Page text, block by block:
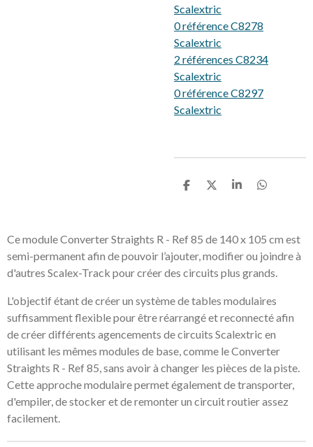
Scalextric
0 référence C8278
Scalextric
2 références C8234
Scalextric
0 référence C8297
Scalextric
P
a
g
e
P
a
g
e
r
P
a
g
e
P
a
g
e
Ce module Converter Straights R - Ref 85 de 140 x 105 cm est
semi-permanent afin de pouvoir l’ajouter, modifier ou joindre à
d'autres Scalex-Track pour créer des circuits plus grands.
L'objectif étant de créer un système de tables modulaires
suffisamment flexible pour être réarrangé et reconnecté afin
de créer différents agencements de circuits Scalextric en
utilisant les mêmes modules de base, comme le Converter
Straights R - Ref 85, sans avoir à changer les pièces de la piste.
Cette approche modulaire permet également de transporter,
d'empiler, de stocker et de remonter un circuit routier assez
facilement.